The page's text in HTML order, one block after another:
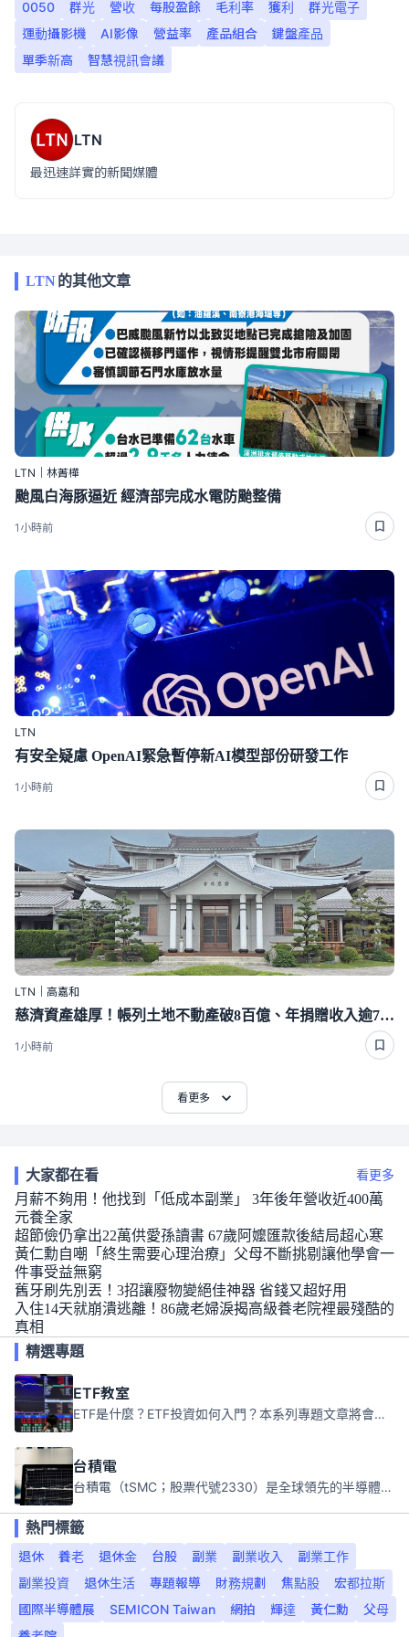
0050 群光 營收 每股盈餘 毛利率 獲利
群光電子
運動攝影機
AI影像 營益率 產品組合
鍵盤產品
單季新高
智慧視訊會議
LTN
最迅速詳實的新聞媒體
LTN的其他文章
LTN｜林菁樺
颱風白海豚逼近 經濟部完成水電防颱整備
1小時前
LTN
有安全疑慮 OpenAI緊急暫停新AI模型部份研發工作
1小時前
LTN｜高嘉和
慈濟資產雄厚！帳列土地不動產破8百億、年捐贈收入逾70億
1小時前
看更多
大家都在看 看更多
月薪不夠用！他找到「低成本副業」 3年後年營收近400萬
元養全家
超節儉仍拿出22萬供愛孫讀書 67歲阿嬤匯款後結局超心寒
黃仁勳自嘲「終生需要心理治療」父母不斷挑剔讓他學會一
件事受益無窮
舊牙刷先別丟！3招讓廢物變絕佳神器 省錢又超好用
入住14天就崩潰逃離！86歲老婦淚揭高級養老院裡最殘酷的
真相
精選專題
ETF教室
ETF是什麼？ETF投資如何入門？本系列專題文章將會告訴你新手必須知道的ETF基礎知識。
台積電
台積電（tSMC；股票代號2330）是全球領先的半導體代工公司，成立於1987年，總部位於台灣新竹。且已於美國、日本、德國及中國設廠，台積電是全球首家專業積體電路製造服務公司，也是全球最先進和最大規模的半導體代工廠。
熱門標籤
退休
養老 退休金 台股 副業 副業收入
副業工作
副業投資
退休生活 專題報導 財務規劃 焦點股
宏都拉斯
國際半導體展
SEMICON Taiwan 網拍 輝達 黃仁勳
父母